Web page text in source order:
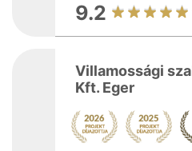
9.2
Villamossági
Kft. Eger